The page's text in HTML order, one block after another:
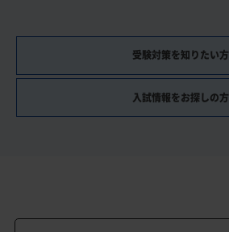
受験対策を知りたい方
入試情報をお探しの方